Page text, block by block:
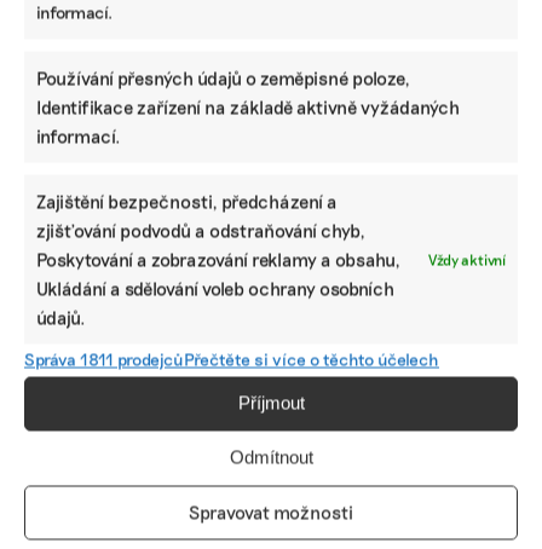
informací.
Používání přesných údajů o zeměpisné poloze,
Identifikace zařízení na základě aktivně vyžádaných
informací.
Zajištění bezpečnosti, předcházení a
zjišťování podvodů a odstraňování chyb,
Poskytování a zobrazování reklamy a obsahu,
Ukládání a sdělování voleb ochrany osobních
údajů.
Vždy aktivní
Správa 1811 prodejcůPřečtěte si více o těchto účelech
Příjmout
Odmítnout
Spravovat možnosti
Komentář:
vedro.
Úředníkům na
MŽP nabídli
led
trendy, říká
designérka
na ně dejte
hliníkovou
ODEBÍREJTE NÁŠ NEWSLETTER